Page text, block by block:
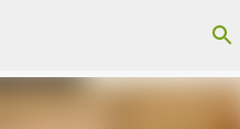
principal